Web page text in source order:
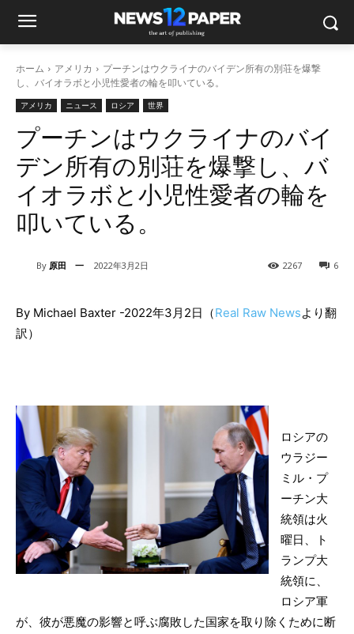
ホーム アメリカ
プーチンはウクライナのバイデン所有の別荘を爆撃
し、バイオラボと小児性愛者の輪を叩いている。
アメリカ ニュース ロシア 世界
プーチンはウクライナのバイ
デン所有の別荘を爆撃し、バ
イオラボと小児性愛者の輪を
叩いている。
By 原田 一 2022年3月2日 6
2267
By Michael Baxter -2022年3月2日（Real Raw Newsより翻
訳）
ロシアの
ウラジー
ミル・プ
ーチン大
統領は火
曜日、ト
ランプ大
統領に、
ロシア軍
が、彼が悪魔の影響と呼ぶ腐敗した国家を取り除くために断